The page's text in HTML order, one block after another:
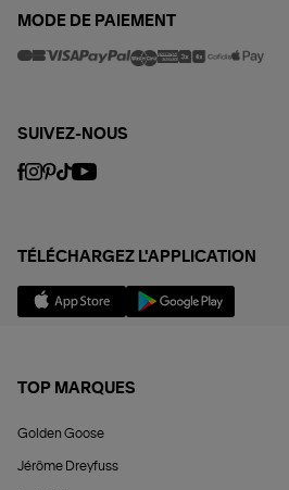
MODE DE PAIEMENT
SUIVEZ-NOUS
TÉLÉCHARGEZ L'APPLICATION
TOP MARQUES
Golden Goose
Jérôme Dreyfuss